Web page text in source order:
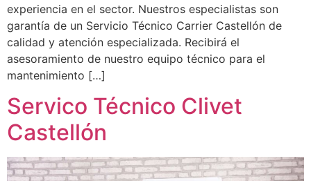
experiencia en el sector. Nuestros especialistas son
garantía de un Servicio Técnico Carrier Castellón de
calidad y atención especializada. Recibirá el
asesoramiento de nuestro equipo técnico para el
mantenimiento […]
Servico Técnico Clivet
Castellón